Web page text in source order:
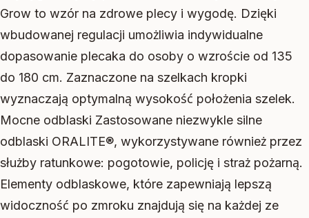
Grow to wzór na zdrowe plecy i wygodę. Dzięki
wbudowanej regulacji umożliwia indywidualne
dopasowanie plecaka do osoby o wzroście od 135
do 180 cm. Zaznaczone na szelkach kropki
wyznaczają optymalną wysokość położenia szelek.
Mocne odblaski Zastosowane niezwykle silne
odblaski ORALITE®, wykorzystywane również przez
służby ratunkowe: pogotowie, policję i straż pożarną.
Elementy odblaskowe, które zapewniają lepszą
widoczność po zmroku znajdują się na każdej ze